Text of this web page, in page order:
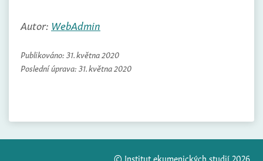
Autor: WebAdmin
Publikováno: 31. května 2020
Poslední úprava: 31. května 2020
© Institut ekumenických studií 2026